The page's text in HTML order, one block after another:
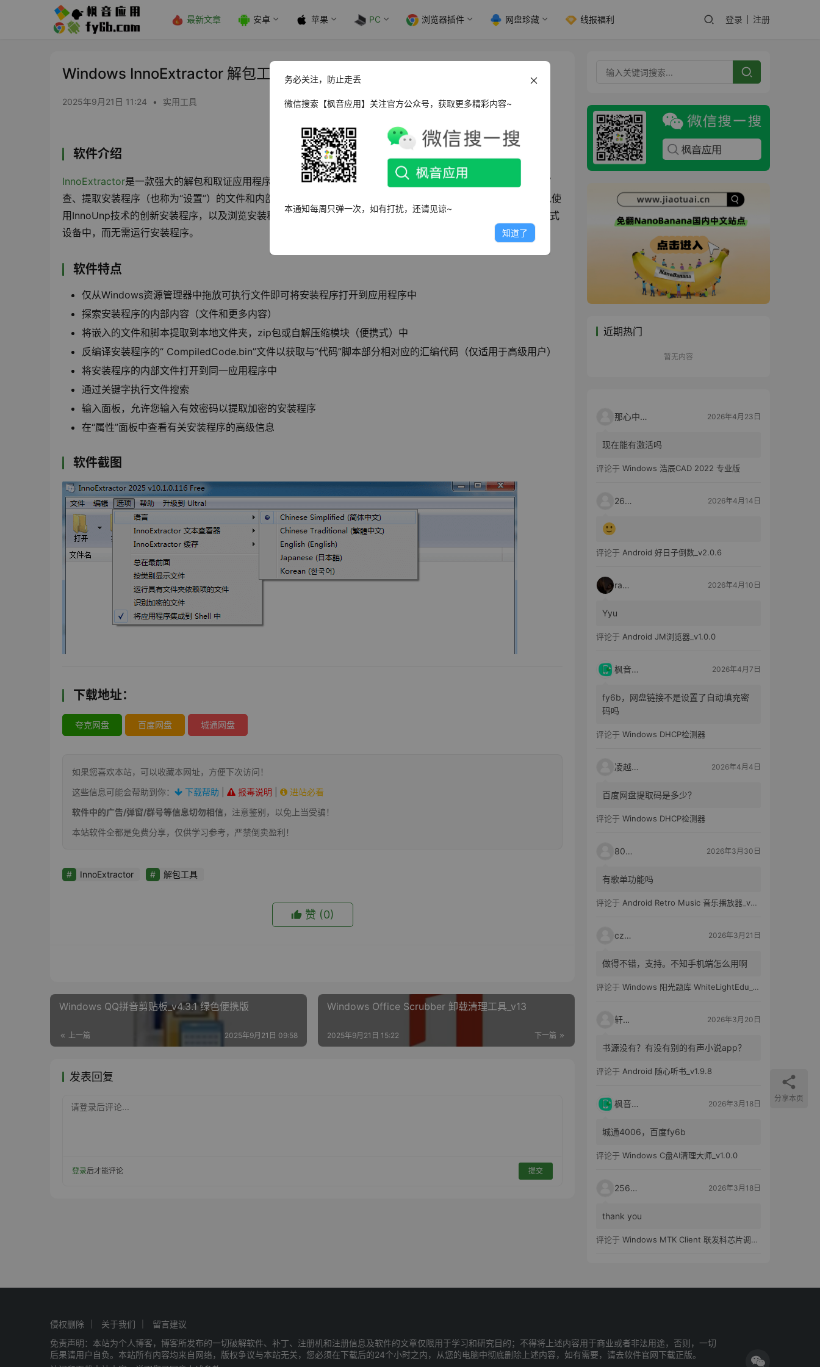
最新文章 安卓 苹果 PC 浏览器插件 网盘珍藏 线报福利 登录 注册
Windows InnoExtractor 解包工具_v10.1 五语版精简版
2025年9月21日 11:24 • 实用工具
软件介绍
InnoExtractor是一款强大的解包和取证应用程序，适用于基于 Inno Setup 的安装程序。它允许您打开、检查、审
查、提取安装程序（也称为“设置”）的文件和内部内容，而无需启动/运行安装向导。可以有效的帮助用户进行解包使
用InnoUnp技术的创新安装程序，以及浏览安装程序的内部结构和内容，并且可以将它们提取到本地文件夹或便携式
设备中，而无需运行安装程序。
软件特点
仅从Windows资源管理器中拖放可执行文件即可将安装程序打开到应用程序中
探索安装程序的内部内容（文件和更多内容）
将嵌入的文件和脚本提取到本地文件夹，zip包或自解压缩模块（便携式）中
反编译安装程序的“ CompiledCode.bin”文件以获取与“代码”脚本部分相对应的汇编代码（仅适用于高级用户）
将安装程序的内部文件打开到同一应用程序中
通过关键字执行文件搜索
输入面板，允许您输入有效密码以提取加密的安装程序
在“属性”面板中查看有关安装程序的高级信息
软件截图
下载地址：
夸克网盘 百度网盘 城通网盘
如果您喜欢本站，可以收藏本网址，方便下次访问！
这些信息可能会帮助到你：
下载帮助 报毒说明
进站必看
软件中的广告/弹窗/群号等信息切勿相信，注意鉴别，以免上当受骗！
本站软件全都是免费分享，仅供学习参考，严禁倒卖盈利！
InnoExtractor 解包工具
赞 (0)
Windows QQ拼音剪贴板_v4.3.1 绿色便携版
上一篇 2025年9月21日 09:58
Windows Office Scrubber 卸载清理工具_v13
下一篇
2025年9月21日 15:22
发表回复
请登录后评论...
登录后才能评论 提交
近期热门
暂无内容
那心中的话 2026年4月23日
现在能有激活吗
评论于 Windows 浩辰CAD 2022 专业版
2603 2026年4月14日
评论于 Android 好日子倒数_v2.0.6
raka 2026年4月10日
Yyu
评论于 Android JM浏览器_v1.0.0
枫音应用 2026年4月7日
fy6b，网盘链接不是设置了自动填充密
码吗
评论于 Windows DHCP检测器
凌越电子 2026年4月4日
百度网盘提取码是多少？
评论于 Windows DHCP检测器
80521 2026年3月30日
有歌单功能吗
评论于 Android Retro Music 音乐播放器_v6.6.0
czh7 2026年3月21日
做得不错，支持。不知手机端怎么用啊
评论于 Windows 阳光题库 WhiteLightEdu_v2.0.0
轩爸 2026年3月20日
书源没有？有没有别的有声小说app？
评论于 Android 随心听书_v1.9.8
枫音应用 2026年3月18日
城通4006，百度fy6b
评论于 Windows C盘AI清理大师_v1.0.0
25651 2026年3月18日
thank you
评论于 Windows MTK Client 联发科芯片调试工具_v2.01 汉化版
侵权删除 关于我们
留言建议
免责声明：本站为个人博客，博客所发布的一切破解软件、补丁、注册机和注册信息及软件的文章仅限用于学习和研究目的；不得将上述内容用于商业或者非法用途，否则，一切
后果请用户自负。本站所有内容均来自网络，版权争议与本站无关，您必须在下载后的24个小时之内，从您的电脑中彻底删除上述内容，如有需要，请去软件官网下载正版。
分享本页
务必关注，防止走丢
微信搜索【枫音应用】关注官方公众号，获取更多精彩内容~
本通知每周只弹一次，如有打扰，还请见谅~
知道了